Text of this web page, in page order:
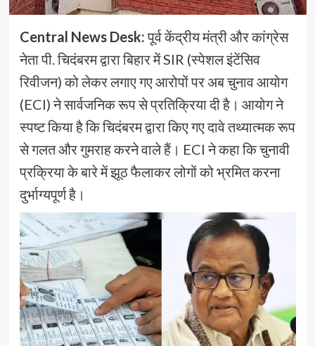
Central News Desk:पूर्व केंद्रीय मंत्री और कांग्रेस
नेता पी. चिदंबरम द्वारा बिहार में SIR (स्पेशल इंटेंसिव
रिवीजन) को लेकर लगाए गए आरोपों पर अब चुनाव आयोग
(ECI) ने सार्वजनिक रूप से प्रतिक्रिया दी है। आयोग ने
स्पष्ट किया है कि चिदंबरम द्वारा किए गए दावे तथ्यात्मक रूप
से गलत और गुमराह करने वाले हैं। ECI ने कहा कि चुनावी
प्रक्रिया के बारे में झूठ फैलाकर लोगों को भ्रमित करना
दुर्भाग्यपूर्ण है।